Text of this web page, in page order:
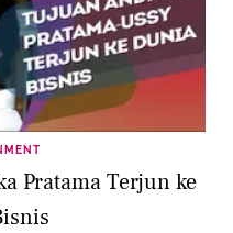
Pratama Terjun ke